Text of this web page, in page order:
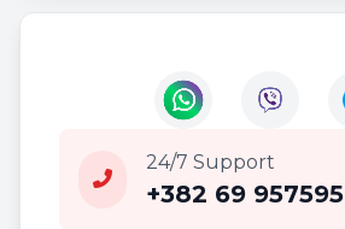
24/7 Support
+382 69 957595